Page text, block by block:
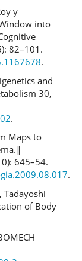
y
into
82–101.
.
and
30,
.
Maps to
645–54.
.
Tadayoshi
of Body